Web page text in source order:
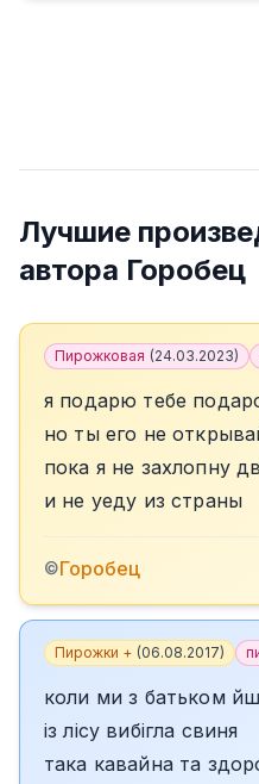
Лучшие
автора Горобец
Пирожковая (24.03.2023)
я подарю тебе
но ты его не
пока я не захлопну
и не уеду из страны
©Горобец
Пирожки + (06.08.2017)
коли ми з батьком
із лісу вибігла свиня
така кавайна та